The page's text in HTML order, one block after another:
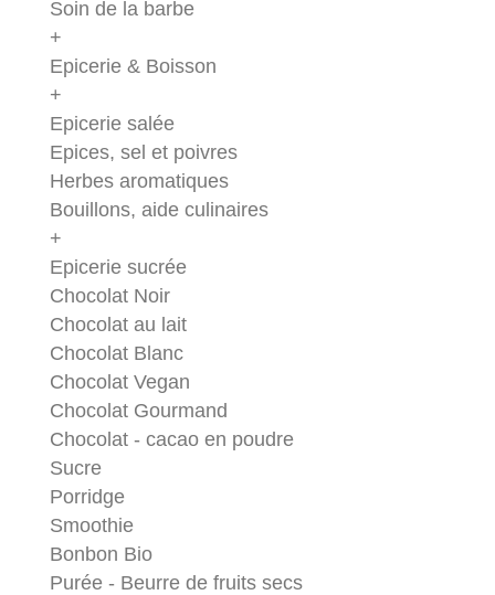
Soin de la barbe
+
Epicerie & Boisson
+
Epicerie salée
Epices, sel et poivres
Herbes aromatiques
Bouillons, aide culinaires
+
Epicerie sucrée
Chocolat Noir
Chocolat au lait
Chocolat Blanc
Chocolat Vegan
Chocolat Gourmand
Chocolat - cacao en poudre
Sucre
Porridge
Smoothie
Bonbon Bio
Purée - Beurre de fruits secs